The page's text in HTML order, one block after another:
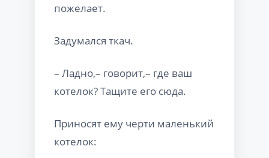
пожелает.
Задумался ткач.
– Ладно,– говорит,– где ваш
котелок? Тащите его сюда.
Приносят ему черти маленький
котелок: